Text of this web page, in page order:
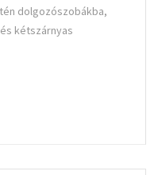
dolgozószobákba,
kétszárnyas